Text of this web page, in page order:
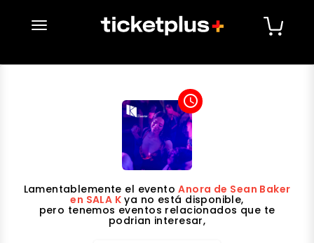
desplegar navegación
access_time
Lamentablemente el eventoAnora de Sean Baker
en SALA K ya no está disponible,
pero tenemos eventos relacionados que te
podrian interesar,